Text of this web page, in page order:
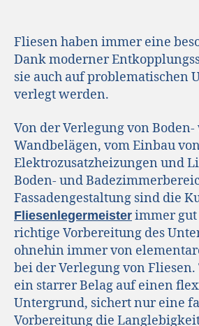
Fliesen haben immer eine
Dank moderner
sie auch auf problematischen
verlegt werden.
Von der Verlegung von
Wandbelägen, vom Einbau von
Elektrozusatzheizungen und
Boden- und
Fassadengestaltung sind die
Fliesenlegermeister immer gut
richtige Vorbereitung des
ohnehin immer von
bei der Verlegung von
ein starrer Belag auf einen
Untergrund, sichert nur eine
Vorbereitung die